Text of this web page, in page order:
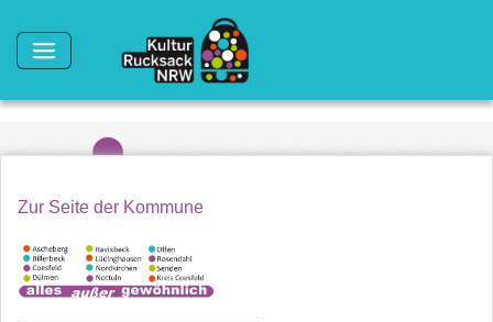
Zur Seite der Kommune